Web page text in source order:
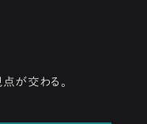
が交わる。